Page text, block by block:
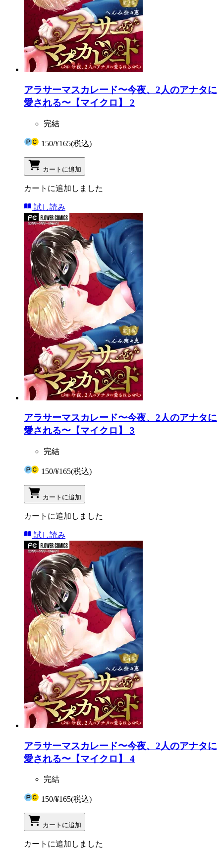
アラサーマスカレード〜今夜、2人のアナタに
愛される〜【マイクロ】 2
完結
150/¥165(税込)
カートに追加
カートに追加しました
試し読み
アラサーマスカレード〜今夜、2人のアナタに
愛される〜【マイクロ】 3
完結
150/¥165(税込)
カートに追加
カートに追加しました
試し読み
アラサーマスカレード〜今夜、2人のアナタに
愛される〜【マイクロ】 4
完結
150/¥165(税込)
カートに追加
カートに追加しました